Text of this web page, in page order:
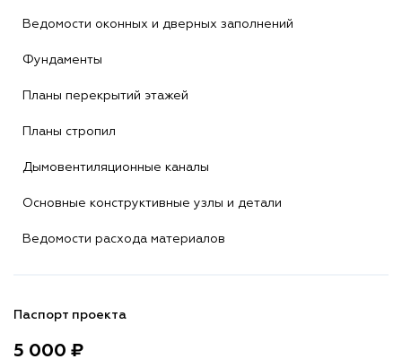
Ведомости оконных и дверных заполнений
Фундаменты
Планы перекрытий этажей
Планы стропил
Дымовентиляционные каналы
Основные конструктивные узлы и детали
Ведомости расхода материалов
Паспорт проекта
5 000 ₽